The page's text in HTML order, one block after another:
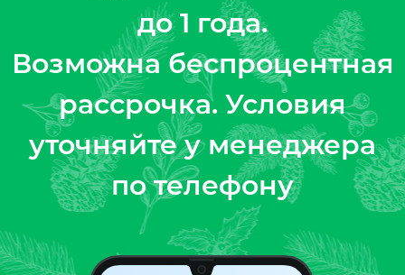
до 1 года.
Возможна беспроцентная
рассрочка. Условия
уточняйте у менеджера
по телефону